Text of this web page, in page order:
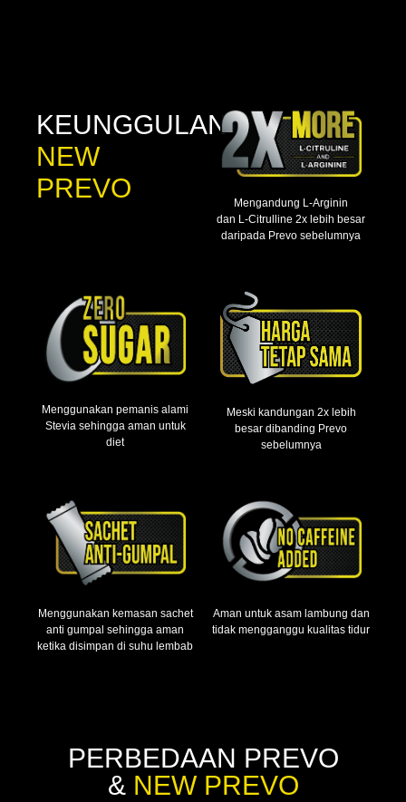
KEUNGGULAN
NEW
PREVO
Mengandung L-Arginin
dan L-Citrulline 2x lebih besar
daripada Prevo sebelumnya
Menggunakan pemanis alami
Stevia sehingga aman untuk
diet
Meski kandungan 2x lebih
besar dibanding Prevo
sebelumnya
Menggunakan kemasan sachet
anti gumpal sehingga aman
ketika disimpan di suhu lembab
Aman untuk asam lambung dan
tidak mengganggu kualitas tidur
PERBEDAAN PREVO
& NEW PREVO